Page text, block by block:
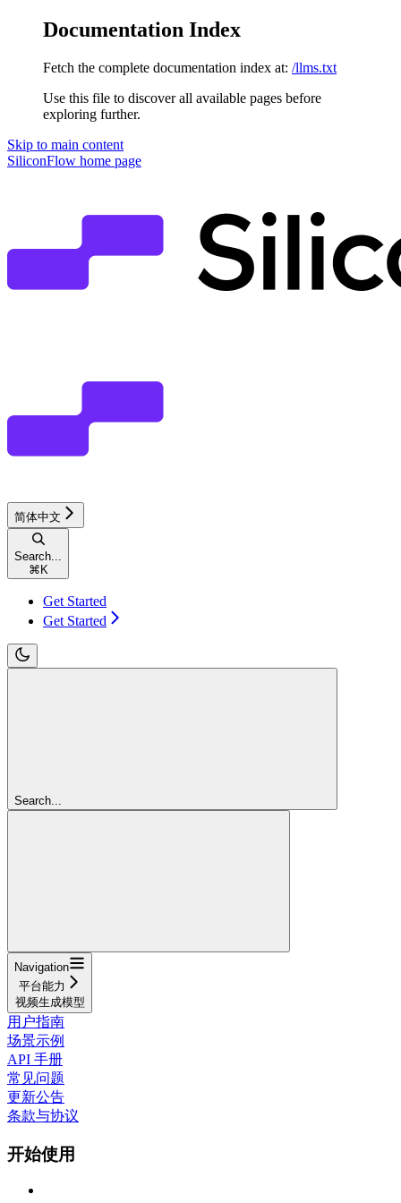
Documentation Index
Fetch the complete documentation index at: /llms.txt
Use this file to discover all available pages before
exploring further.
Skip to main content
SiliconFlow home page
简体中文
Search...
⌘ K
Get Started
Get Started
Search...
Navigation
平台能力
视频生成模型
用户指南
场景示例
API 手册
常见问题
更新公告
条款与协议
开始使用